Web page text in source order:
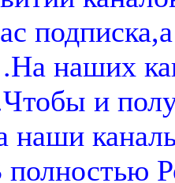
наших
и
наши
полностью